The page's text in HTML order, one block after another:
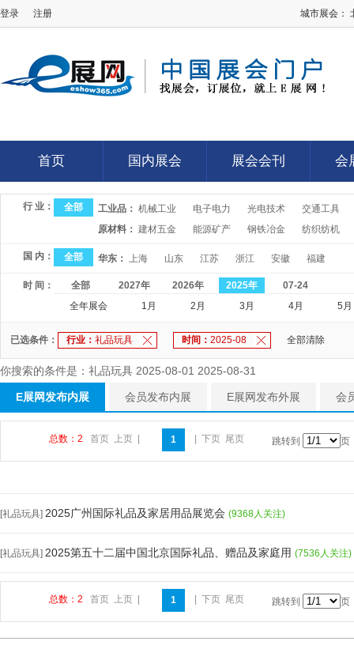
登录 注册 城市展会：
首页
首页
国内展会
国内展会
展会会刊
展会会刊
会
会
行 业： 全部 工业品： 机械工业 电子电力 光电技术
交通工具
原材料： 建材五金 能源矿产 钢铁冶金 纺织纺机
国 内： 全部 华东： 上海 山东 江苏 浙江 安徽 福建
时 间： 全部 2027年 2026年 2025年
07-24
全年展会
1月 2月 3月 4月 5月
已选条件： 行业： 礼品玩具 时间： 2025-08 全部清除
你搜索的条件是：礼品玩具 2025-08-01 2025-08-31
E展网发布内展 会员发布内展 E展网发布外展 会
总数：2 首页 上页 1 下页 尾页 跳转到 页
[礼品玩具] 2025广州国际礼品及家居用品展览会 (9368人关注)
[礼品玩具] 2025第五十二届中国北京国际礼品、赠品及家庭用 (7536人关注)
总数：2 首页 上页 1 下页 尾页 跳转到 页